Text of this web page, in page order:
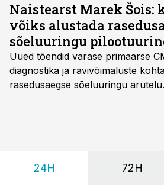
Naistearst Marek Šois:
võiks alustada
sõeluuringu
Uued tõendid varase primaarse
diagnostika ja ravivõimaluste
rasedusaegse sõeluuringu
24H 72H